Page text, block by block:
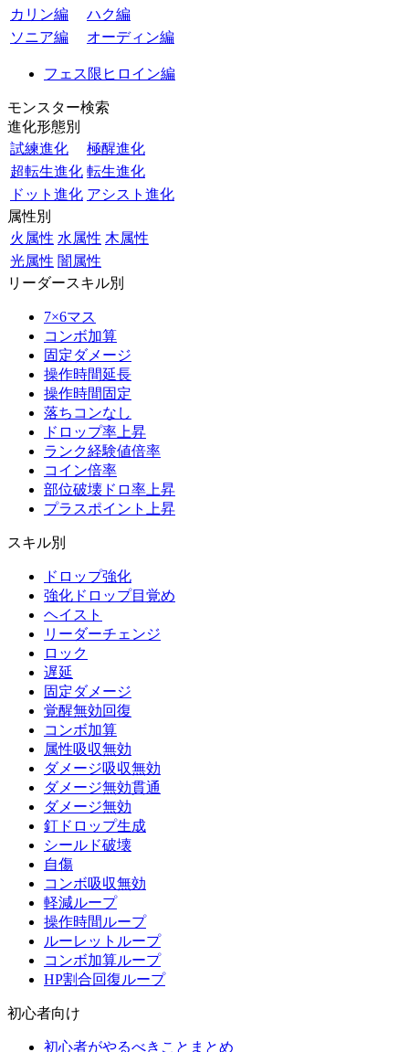
カリン編
ハク編
ソニア編
オーディン編
フェス限ヒロイン編
モンスター検索
進化形態別
試練進化
極醒進化
超転生進化 転生進化
ドット進化 アシスト進化
属性別
火属性 水属性 木属性
光属性 闇属性
リーダースキル別
7×6マス
コンボ加算
固定ダメージ
操作時間延長
操作時間固定
落ちコンなし
ドロップ率上昇
ランク経験値倍率
コイン倍率
部位破壊ドロ率上昇
プラスポイント上昇
スキル別
ドロップ強化
強化ドロップ目覚め
ヘイスト
リーダーチェンジ
ロック
遅延
固定ダメージ
覚醒無効回復
コンボ加算
属性吸収無効
ダメージ吸収無効
ダメージ無効貫通
ダメージ無効
釘ドロップ生成
シールド破壊
自傷
コンボ吸収無効
軽減ループ
操作時間ループ
ルーレットループ
コンボ加算ループ
HP割合回復ループ
初心者向け
初心者がやるべきことまとめ